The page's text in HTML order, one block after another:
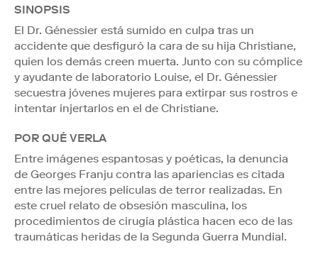
SINOPSIS
El Dr. Génessier está sumido en culpa tras un
accidente que desfiguró la cara de su hija Christiane,
quien los demás creen muerta. Junto con su cómplice
y ayudante de laboratorio Louise, el Dr. Génessier
secuestra jóvenes mujeres para extirpar sus rostros e
intentar injertarlos en el de Christiane.
POR QUÉ VERLA
Entre imágenes espantosas y poéticas, la denuncia
de Georges Franju contra las apariencias es citada
entre las mejores películas de terror realizadas. En
este cruel relato de obsesión masculina, los
procedimientos de cirugía plástica hacen eco de las
traumáticas heridas de la Segunda Guerra Mundial.